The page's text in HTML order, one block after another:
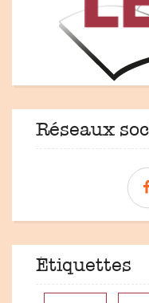
Réseaux
Étiquettes